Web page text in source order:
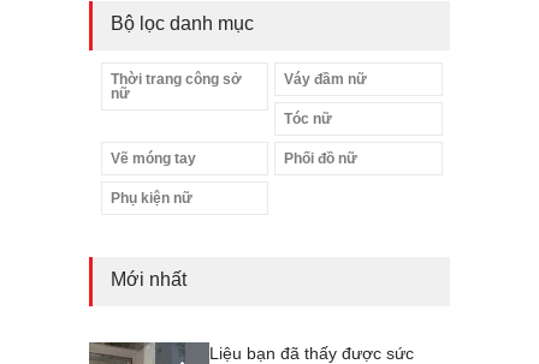
Bộ lọc danh mục
Thời trang công sở
nữ
Váy đầm nữ
Tóc nữ
Vẽ móng tay Phối đồ nữ
Phụ kiện nữ
Mới nhất
Liệu bạn đã thấy được sức